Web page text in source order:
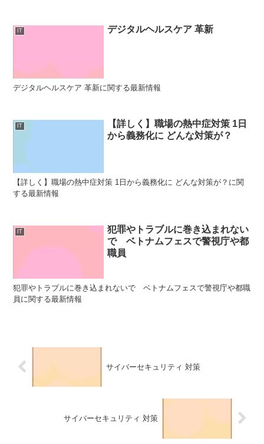
IT デジタルヘルスケア 革新
デジタルヘルスケア 革新に関する最新情報
IT
【詳しく】職場の熱中症対策 1日
から義務化に どんな対策が？
【詳しく】職場の熱中症対策 1日から義務化に どんな対策が？に関
する最新情報
IT
犯罪やトラブルに巻き込まれない
で ベトナムフェスで警視庁や都
職員
犯罪やトラブルに巻き込まれないで ベトナムフェスで警視庁や都職
員に関する最新情報
サイバーセキュリティ 対策
サイバーセキュリティ 対策